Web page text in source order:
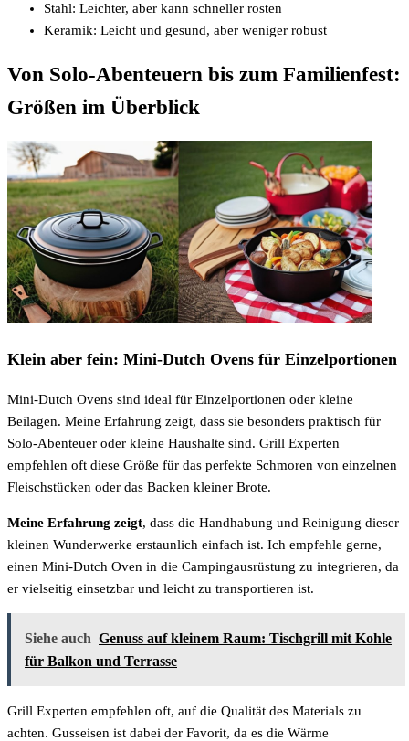
Stahl: Leichter, aber kann schneller rosten
Keramik: Leicht und gesund, aber weniger robust
Von Solo-Abenteuern bis zum Familienfest:
Größen im Überblick
Klein aber fein: Mini-Dutch Ovens für Einzelportionen
Mini-Dutch Ovens sind ideal für Einzelportionen oder kleine
Beilagen. Meine Erfahrung zeigt, dass sie besonders praktisch für
Solo-Abenteuer oder kleine Haushalte sind. Grill Experten
empfehlen oft diese Größe für das perfekte Schmoren von einzelnen
Fleischstücken oder das Backen kleiner Brote.
Meine Erfahrung zeigt, dass die Handhabung und Reinigung dieser
kleinen Wunderwerke erstaunlich einfach ist. Ich empfehle gerne,
einen Mini-Dutch Oven in die Campingausrüstung zu integrieren, da
er vielseitig einsetzbar und leicht zu transportieren ist.
Siehe auch Genuss auf kleinem Raum: Tischgrill mit Kohle
für Balkon und Terrasse
Grill Experten empfehlen oft, auf die Qualität des Materials zu
achten. Gusseisen ist dabei der Favorit, da es die Wärme